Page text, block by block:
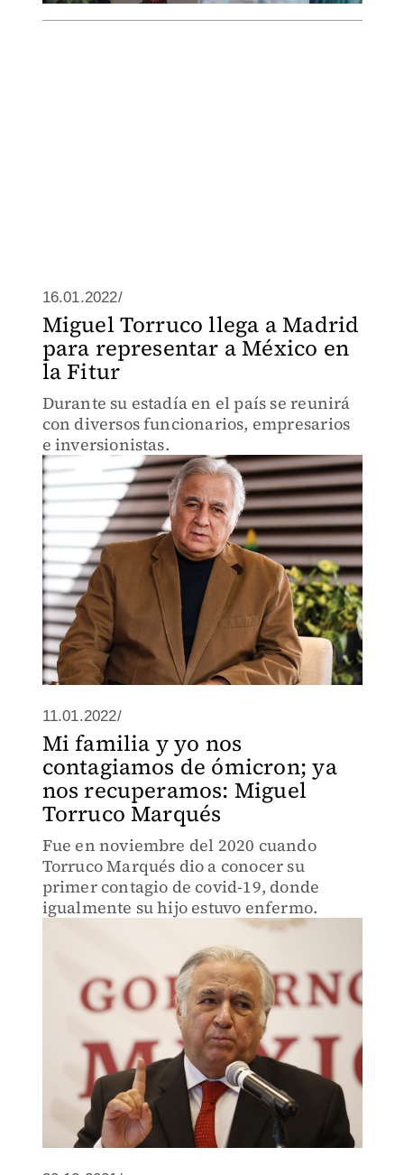
16.01.2022/
Miguel Torruco llega a Madrid
para representar a México en
la Fitur
Durante su estadía en el país se reunirá
con diversos funcionarios, empresarios
e inversionistas.
11.01.2022/
Mi familia y yo nos
contagiamos de ómicron; ya
nos recuperamos: Miguel
Torruco Marqués
Fue en noviembre del 2020 cuando
Torruco Marqués dio a conocer su
primer contagio de covid-19, donde
igualmente su hijo estuvo enfermo.